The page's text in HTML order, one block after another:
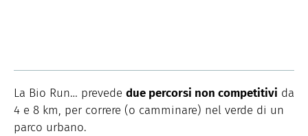
La Bio Run… prevede due percorsi non competitivi da
4 e 8 km, per correre (o camminare) nel verde di un
parco urbano.